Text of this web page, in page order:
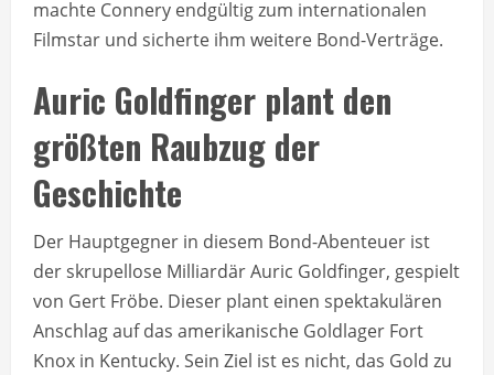
machte Connery endgültig zum internationalen
Filmstar und sicherte ihm weitere Bond-Verträge.
Auric Goldfinger plant den
größten Raubzug der
Geschichte
Der Hauptgegner in diesem Bond-Abenteuer ist
der skrupellose Milliardär Auric Goldfinger, gespielt
von Gert Fröbe. Dieser plant einen spektakulären
Anschlag auf das amerikanische Goldlager Fort
Knox in Kentucky. Sein Ziel ist es nicht, das Gold zu